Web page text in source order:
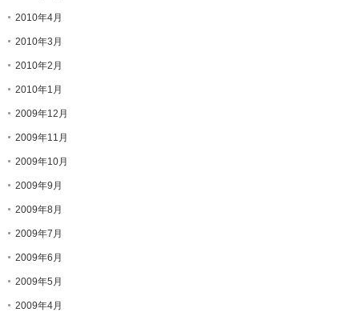
2010年4月
2010年3月
2010年2月
2010年1月
2009年12月
2009年11月
2009年10月
2009年9月
2009年8月
2009年7月
2009年6月
2009年5月
2009年4月